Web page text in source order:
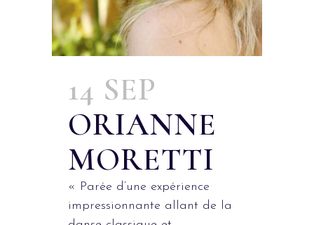
14 SEP
ORIANNE
MORETTI
« Parée d’une expérience
impressionnante allant de la